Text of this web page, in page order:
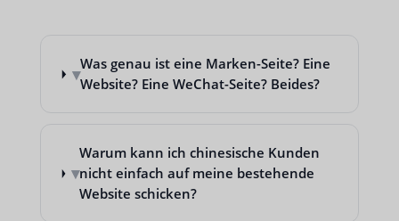
▾Was genau ist eine Marken-Seite? Eine
Website? Eine WeChat-Seite? Beides?
▾
Warum kann ich chinesische Kunden
nicht einfach auf meine bestehende
Website schicken?